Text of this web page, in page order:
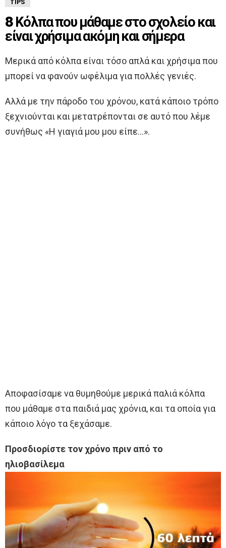
8 Κόλπα που μάθαμε στο σχολείο και
είναι χρήσιμα ακόμη και σήμερα
Μερικά από κόλπα είναι τόσο απλά και χρήσιμα που
μπορεί να φανούν ωφέλιμα για πολλές γενιές.
Αλλά με την πάροδο του χρόνου, κατά κάποιο τρόπο
ξεχνιούνται και μετατρέπονται σε αυτό που λέμε
συνήθως «Η γιαγιά μου μου είπε…».
Αποφασίσαμε να θυμηθούμε μερικά παλιά κόλπα
που μάθαμε στα παιδιά μας χρόνια, και τα οποία για
κάποιο λόγο τα ξεχάσαμε.
Προσδιορίστε τον χρόνο πριν από το
ηλιοβασίλεμα